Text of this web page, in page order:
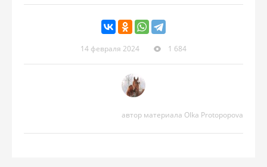
14 февраля 2024 1 684
автор материала Olka Protopopova